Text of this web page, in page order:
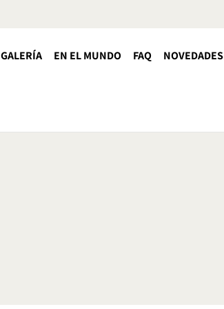
GALERÍA EN EL MUNDO FAQ NOVEDADES